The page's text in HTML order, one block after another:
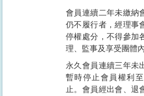
會員連續二年未繳納
仍不履行者，經理事
停權處分，不得參加
理、監事及享受團體
永久會員連續三年未
暫時停止會員權利
止。會員經出會、退